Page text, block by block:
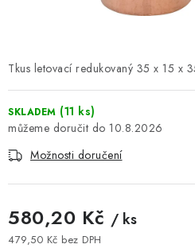
OBCHODNÍ PODMÍNKY
🚚 STAV OBJEDNÁVKY
Tkus letovací redukovaný 35 x 15 x
SKLADEM (11 ks)
10.8.2026
Možnosti doručení
580,20 Kč / ks
479,50 Kč bez DPH